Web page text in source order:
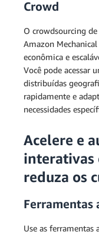
Crowd
O crowdsourcing
Amazon
econômica e
Você pode acessar
distribuídas
rapidamente e
necessidades
Acelere e
interativas
reduza os
Ferramentas
Use as ferramentas